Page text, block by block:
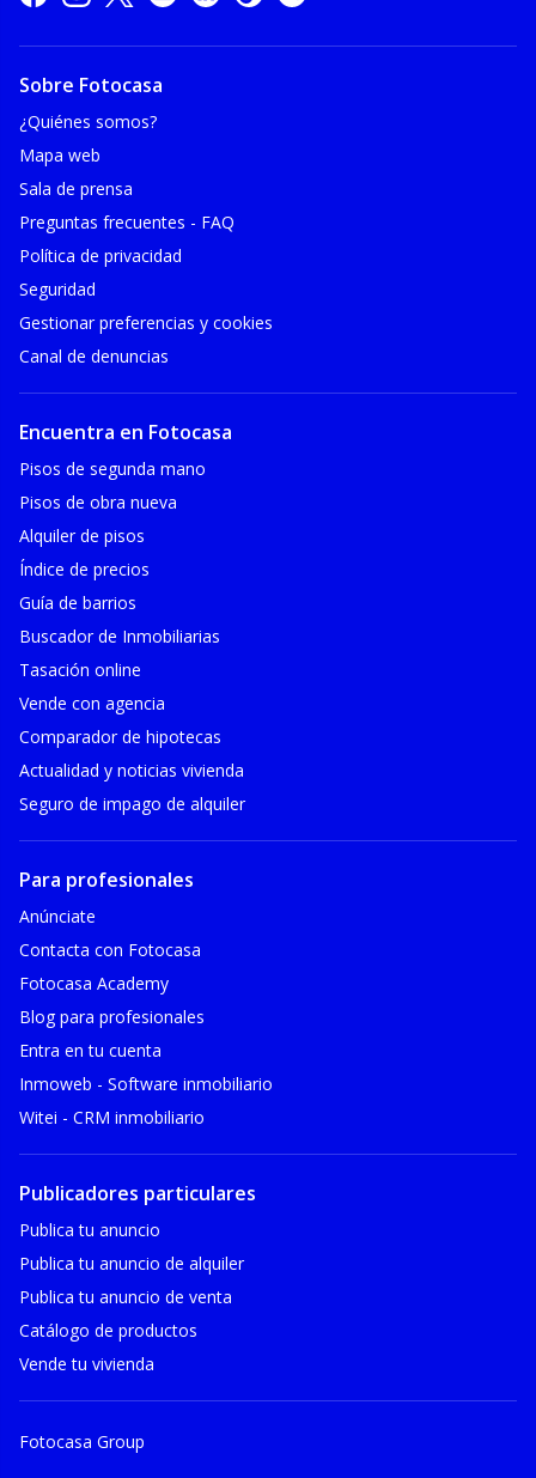
Sobre Fotocasa
¿Quiénes somos?
Mapa web
Sala de prensa
Preguntas frecuentes - FAQ
Política de privacidad
Seguridad
Gestionar preferencias y cookies
Canal de denuncias
Encuentra en Fotocasa
Pisos de segunda mano
Pisos de obra nueva
Alquiler de pisos
Índice de precios
Guía de barrios
Buscador de Inmobiliarias
Tasación online
Vende con agencia
Comparador de hipotecas
Actualidad y noticias vivienda
Seguro de impago de alquiler
Para profesionales
Anúnciate
Contacta con Fotocasa
Fotocasa Academy
Blog para profesionales
Entra en tu cuenta
Inmoweb - Software inmobiliario
Witei - CRM inmobiliario
Publicadores particulares
Publica tu anuncio
Publica tu anuncio de alquiler
Publica tu anuncio de venta
Catálogo de productos
Vende tu vivienda
Fotocasa Group